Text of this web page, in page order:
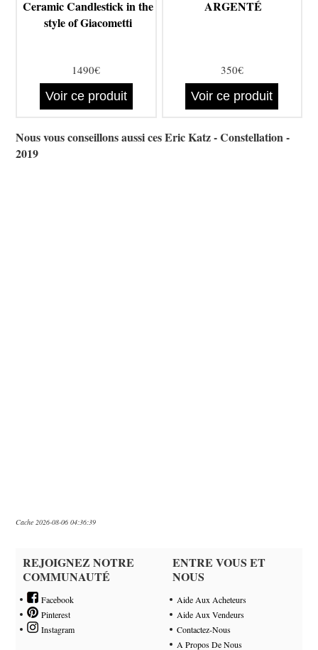
Ceramic Candlestick in the
style of Giacometti
1490€
Voir ce produit
ARGENTÉ
350€
Voir ce produit
Nous vous conseillons aussi ces Eric Katz - Constellation -
2019
Cache 2026-08-06 04:36:39
REJOIGNEZ NOTRE
COMMUNAUTÉ
Facebook
Pinterest
Instagram
ENTRE VOUS ET
NOUS
Aide Aux Acheteurs
Aide Aux Vendeurs
Contactez-Nous
A Propos De Nous